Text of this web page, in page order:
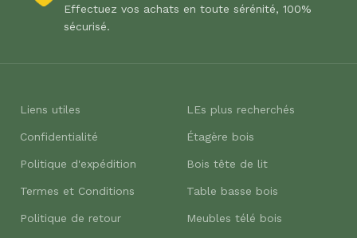
Effectuez vos achats en toute sérénité, 100%
sécurisé.
Liens utiles
Confidentialité
Politique d'expédition
Termes et Conditions
Politique de retour
LEs plus recherchés
Étagère bois
Bois tête de lit
Table basse bois
Meubles télé bois